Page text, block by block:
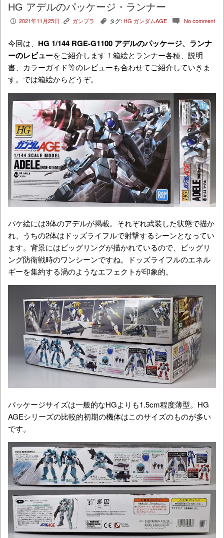
HG アデルのパッケージ・ランナー
P 2021年11月25日 K ガンプラ , タグ: HG ガンダムAGE c No comment
今回は、 HG 1/144 RGE-G1100 アデルのパッケージ、ランナ
ーのレビューをご紹介します！箱絵とランナー各種、説明
書、カラーガイド等のレビューも合わせてご紹介していきま
す。では箱絵からどうぞ。
パケ絵には3体のアデルが掲載。それぞれ武装した状態で描か
れ、うちの2体はドッズライフルで射撃するシーンとなってい
ます。背景にはビッグリングが描かれているので、ビッグリ
ング防衛戦時のワンシーンですね。ドッズライフルのエネル
ギーを集約する渦のようなエフェクトが印象的。
パッケージサイズは一般的なHGよりも1.5cm程度薄型。HG
AGEシリーズの比較的初期の機体はこのサイズのものが多い
です。